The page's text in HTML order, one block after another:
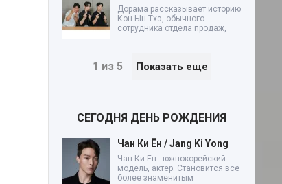
Дорама рассказывает историю
Кон Ын Тхэ, обычного
сотрудника отдела продаж,
1 из 5 Показать еще
СЕГОДНЯ ДЕНЬ РОЖДЕНИЯ
Чан Ки Ён / Jang Ki Yong
Чан Ки Ён - южнокорейский
модель, актер. Становится все
более знаменитым